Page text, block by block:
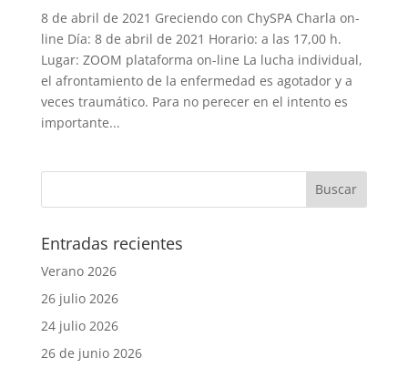
8 de abril de 2021 Greciendo con ChySPA Charla on-
line Día: 8 de abril de 2021 Horario: a las 17,00 h.
Lugar: ZOOM plataforma on-line La lucha individual,
el afrontamiento de la enfermedad es agotador y a
veces traumático. Para no perecer en el intento es
importante...
Entradas recientes
Verano 2026
26 julio 2026
24 julio 2026
26 de junio 2026